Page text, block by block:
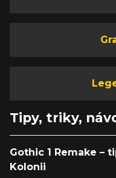
Tipy, triky,
Gothic 1 Remake –
Kolonii